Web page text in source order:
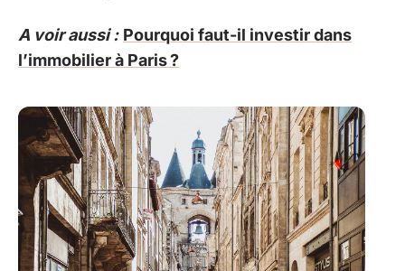
A voir aussi : Pourquoi faut-il investir dans
l’immobilier à Paris ?